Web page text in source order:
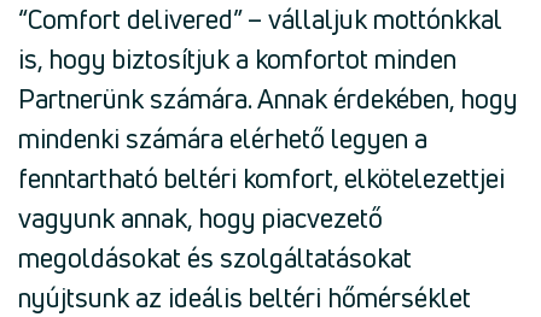
“Comfort delivered” – vállaljuk mottónkkal
is, hogy biztosítjuk a komfortot minden
Partnerünk számára. Annak érdekében, hogy
mindenki számára elérhető legyen a
fenntartható beltéri komfort, elkötelezettjei
vagyunk annak, hogy piacvezető
megoldásokat és szolgáltatásokat
nyújtsunk az ideális beltéri hőmérséklet